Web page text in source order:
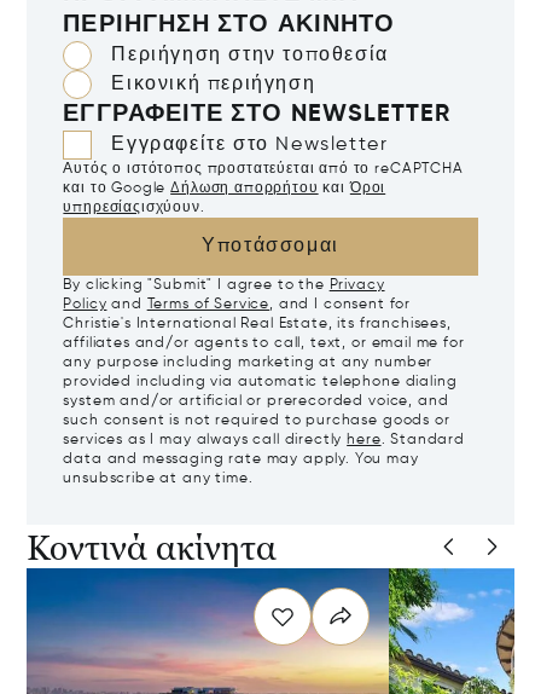
ΠΕΡΙΉΓΗΣΗ ΣΤΟ ΑΚΊΝΗΤΟ
Περιήγηση στην τοποθεσία
Εικονική περιήγηση
ΕΓΓΡΑΦΕΊΤΕ ΣΤΟ NEWSLETTER
Εγγραφείτε στο Newsletter
Αυτός ο ιστότοπος προστατεύεται από το reCAPTCHA
και το Google Δήλωση απορρήτου και Όροι
υπηρεσίαςισχύουν.
Υποτάσσομαι
By clicking "Submit" I agree to the Privacy
Policy and Terms of Service, and I consent for
Christie's International Real Estate, its franchisees,
affiliates and/or agents to call, text, or email me for
any purpose including marketing at any number
provided including via automatic telephone dialing
system and/or artificial or prerecorded voice, and
such consent is not required to purchase goods or
services as I may always call directlyhere. Standard
data and messaging rate may apply. You may
unsubscribe at any time.
Κοντινά ακίνητα